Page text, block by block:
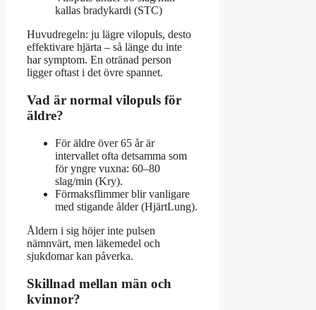
kallas bradykardi (STC)
Huvudregeln: ju lägre vilopuls, desto
effektivare hjärta – så länge du inte
har symptom. En otränad person
ligger oftast i det övre spannet.
Vad är normal vilopuls för
äldre?
För äldre över 65 år är
intervallet ofta detsamma som
för yngre vuxna: 60–80
slag/min (Kry).
Förmaksflimmer blir vanligare
med stigande ålder (HjärtLung).
Åldern i sig höjer inte pulsen
nämnvärt, men läkemedel och
sjukdomar kan påverka.
Skillnad mellan män och
kvinnor?